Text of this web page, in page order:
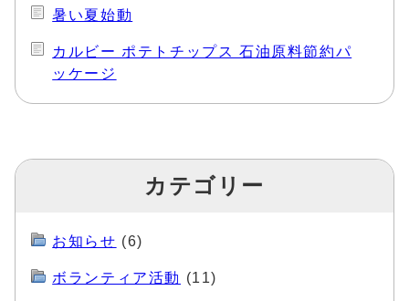
暑い夏始動
カルビー ポテトチップス 石油原料節約パ
ッケージ
カテゴリー
お知らせ (6)
ボランティア活動 (11)